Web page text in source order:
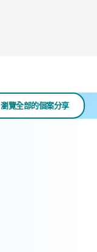
瀏覽全部的個案分享